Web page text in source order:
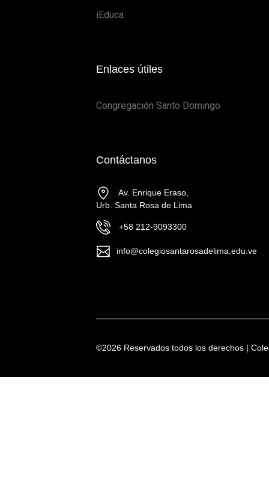
iEduca
Enlaces útiles
Congregación Santo Domingo
Contáctanos
Av. Enrique Eraso,
Urb. Santa Rosa de Lima
+58 212-9093300
info@colegiosantarosadelima.edu.ve
©2026 Reservados todos los derechos |